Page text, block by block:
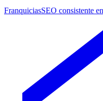
FranquiciasSEO consistente